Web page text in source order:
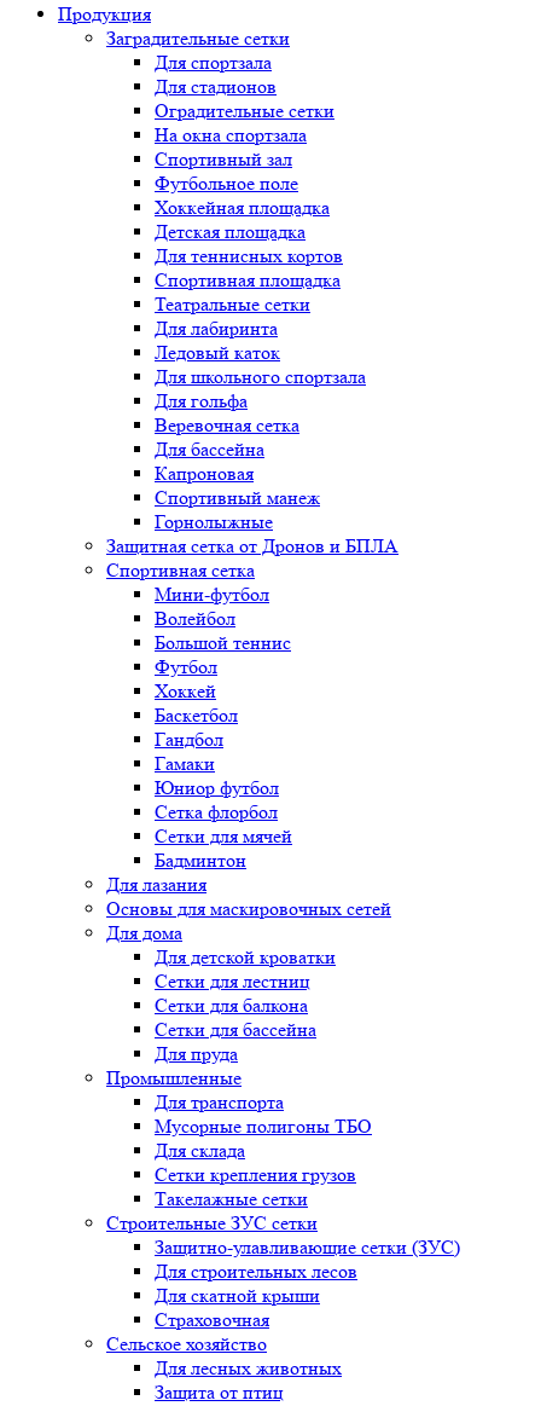
Продукция
Заградительные сетки
Для спортзала
Для стадионов
Оградительные сетки
На окна спортзала
Спортивный зал
Футбольное поле
Хоккейная площадка
Детская площадка
Для теннисных кортов
Спортивная площадка
Театральные сетки
Для лабиринта
Ледовый каток
Для школьного спортзала
Для гольфа
Веревочная сетка
Для бассейна
Капроновая
Спортивный манеж
Горнолыжные
Защитная сетка от Дронов и БПЛА
Спортивная сетка
Мини-футбол
Волейбол
Большой теннис
Футбол
Хоккей
Баскетбол
Гандбол
Гамаки
Юниор футбол
Сетка флорбол
Сетки для мячей
Бадминтон
Для лазания
Основы для маскировочных сетей
Для дома
Для детской кроватки
Сетки для лестниц
Сетки для балкона
Сетки для бассейна
Для пруда
Промышленные
Для транспорта
Мусорные полигоны ТБО
Для склада
Сетки крепления грузов
Такелажные сетки
Строительные ЗУС сетки
Защитно-улавливающие сетки (ЗУС)
Для строительных лесов
Для скатной крыши
Страховочная
Сельское хозяйство
Для лесных животных
Защита от птиц